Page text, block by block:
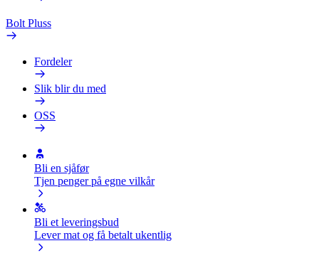
Bolt Pluss
Fordeler
Slik blir du med
OSS
Bli en sjåfør
Tjen penger på egne vilkår
Bli et leveringsbud
Lever mat og få betalt ukentlig